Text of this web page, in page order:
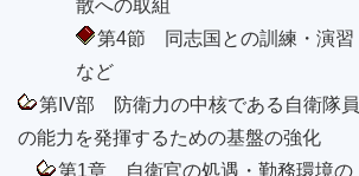
散への取組
第4節 同志国との訓練・演習
など
第IV部 防衛力の中核である自衛隊員
の能力を発揮するための基盤の強化
第1章 自衛官の処遇・勤務環境の